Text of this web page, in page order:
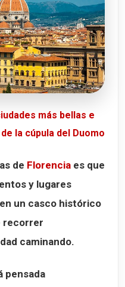
más bellas e
la cúpula del Duomo
de Florencia es que
y lugares
un casco histórico
recorrer
caminando.
pensada